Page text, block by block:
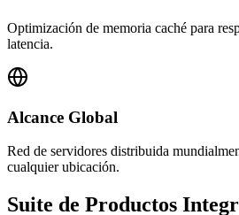
Optimización de memoria caché para
latencia.
Alcance Global
Red de servidores distribuida
cualquier ubicación.
Suite de Productos